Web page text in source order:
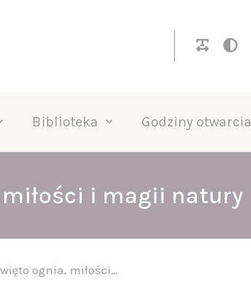
Biblioteka Godziny otwarcia
miłości i magii natury
ognia, miłości…